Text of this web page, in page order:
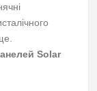
Solar